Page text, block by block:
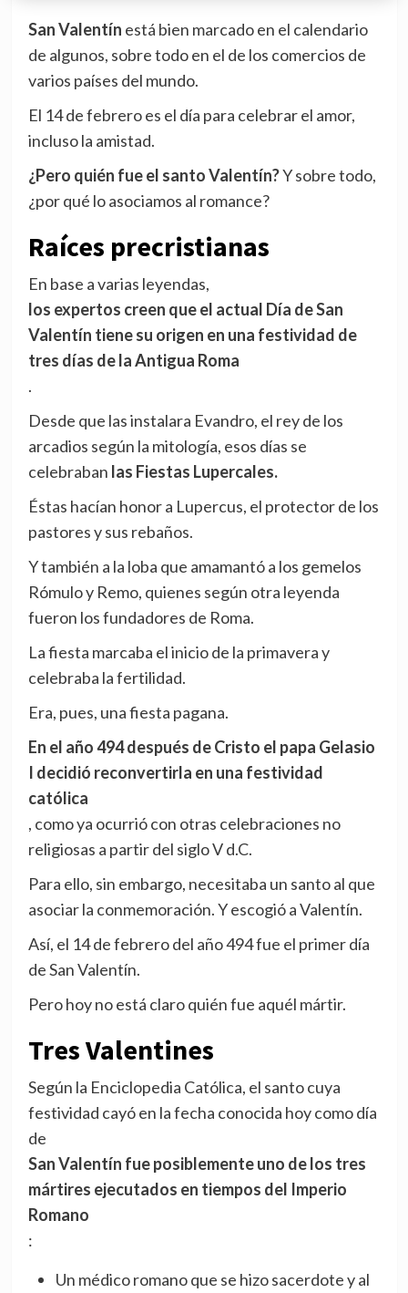
San Valentín está bien marcado en el calendario
de algunos, sobre todo en el de los comercios de
varios países del mundo.
El 14 de febrero es el día para celebrar el amor,
incluso la amistad.
¿Pero quién fue el santo Valentín?Y sobre todo,
¿por qué lo asociamos al romance?
Raíces precristianas
En base a varias leyendas,
los expertos creen que el actual Día de San
Valentín tiene su origen en una festividad de
tres días de la Antigua Roma
.
Desde que las instalara Evandro, el rey de los
arcadios según la mitología, esos días se
celebraban las Fiestas Lupercales.
Éstas hacían honor a Lupercus, el protector de los
pastores y sus rebaños.
Y también a la loba que amamantó a los gemelos
Rómulo y Remo, quienes según otra leyenda
fueron los fundadores de Roma.
La fiesta marcaba el inicio de la primavera y
celebraba la fertilidad.
Era, pues, una fiesta pagana.
En el año 494 después de Cristo el papa Gelasio
I decidió reconvertirla en una festividad
católica
, como ya ocurrió con otras celebraciones no
religiosas a partir del siglo V d.C.
Para ello, sin embargo, necesitaba un santo al que
asociar la conmemoración. Y escogió a Valentín.
Así, el 14 de febrero del año 494 fue el primer día
de San Valentín.
Pero hoy no está claro quién fue aquél mártir.
Tres Valentines
Según la Enciclopedia Católica, el santo cuya
festividad cayó en la fecha conocida hoy como día
de
San Valentín fue posiblemente uno de los tres
mártires ejecutados en tiempos del Imperio
Romano
:
Un médico romano que se hizo sacerdote y al